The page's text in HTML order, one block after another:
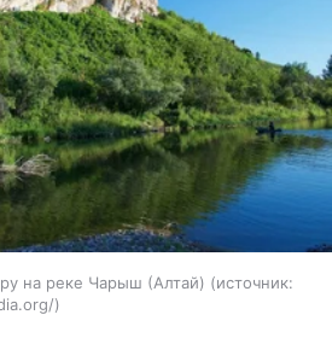
на реке Чарыш (Алтай)
источник: